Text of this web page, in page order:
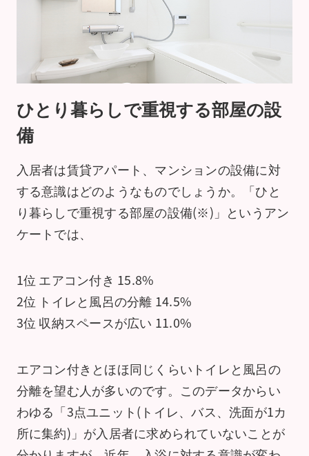
ひとり暮らしで重視する部屋の設
備
入居者は賃貸アパート、マンションの設備に対
する意識はどのようなものでしょうか。「ひと
り暮らしで重視する部屋の設備(※)」というアン
ケートでは、
1位 エアコン付き 15.8%
2位 トイレと風呂の分離 14.5%
3位 収納スペースが広い 11.0%
エアコン付きとほほ同じくらいトイレと風呂の
分離を望む人が多いのです。このデータからい
わゆる「3点ユニット(トイレ、バス、洗面が1カ
所に集約)」が入居者に求められていないことが